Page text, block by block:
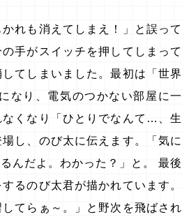
れも消えてしまえ！」と誤って
手がスイッチを押してしまって
てしまいました。最初は「世界
なり、電気のつかない部屋に一
くなり「ひとりでなんて…、生
し、のび太に伝えます。「気に
んだよ。わかった？」と。 最後
るのび太君が描かれています。
てらぁ～。」と野次を飛ばされ